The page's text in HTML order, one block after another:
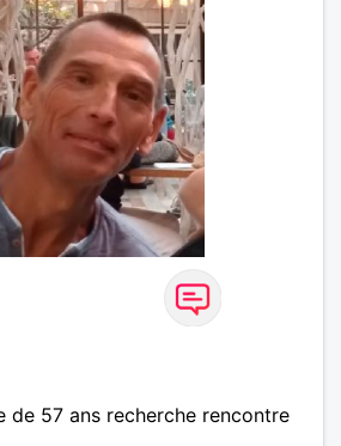
de 57 ans recherche rencontre